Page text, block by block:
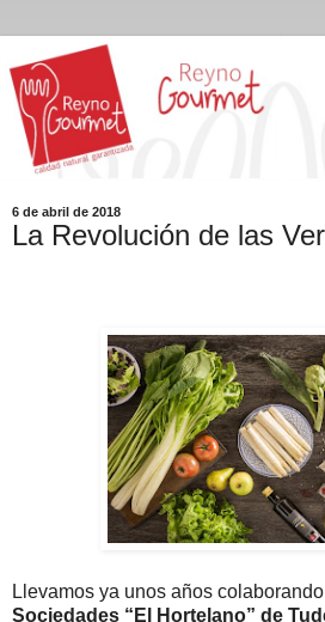
6 de abril de 2018
La Revolución de las
Llevamos ya unos años
Sociedades “El Hortelano” de